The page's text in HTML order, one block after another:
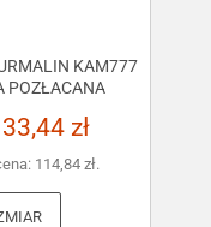
KAM777
POZŁACANA
zł
114,84 zł.